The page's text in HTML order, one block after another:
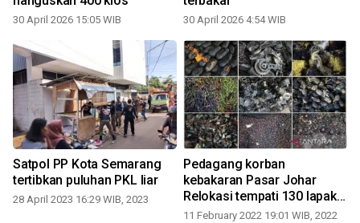
30 April 2026 15:05 WIB 30 April 2026 4:54 WIB
Satpol PP Kota Semarang
tertibkan puluhan PKL liar
28 April 2023 16:29 WIB, 2023
Pedagang korban
kebakaran Pasar Johar
Relokasi tempati 130 lapak
di sekitar Kanjengan
11 February 2022 19:01 WIB, 2022